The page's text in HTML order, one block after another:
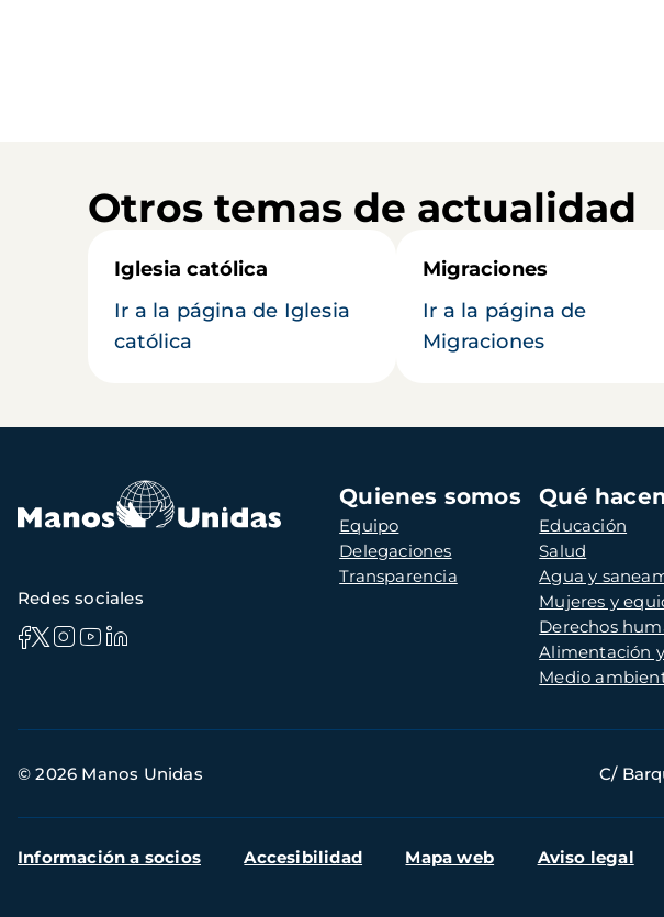
Otros temas de actualidad
Iglesia católica
Ir a la página de Iglesia
católica
Migraciones
Ir a la página de
Migraciones
Navegación
principal
Quienes somos
Equipo
Delegaciones
Transparencia
Qué
Educación
Salud
Agua y
Mujeres y
Derechos
Alimentación
Medio
Redes sociales
de
© 2026 Manos Unidas C/
Menú
Información a socios Accesibilidad Mapa web Aviso legal